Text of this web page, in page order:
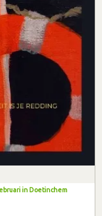
in Doetinchem